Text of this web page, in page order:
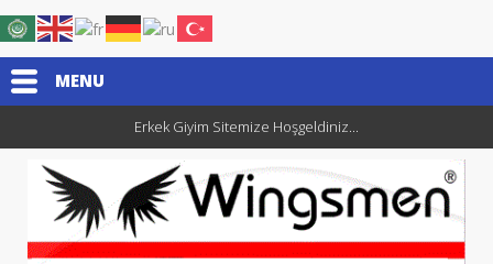
MENU
Erkek Giyim Sitemize Hoşgeldiniz...